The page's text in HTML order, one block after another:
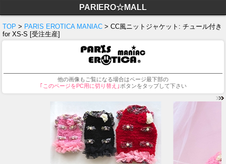
PARIERO☆MALL
TOP > PARIS EROTICA MANIAC > CC風ニットジャケット: チュール付き
for XS-S [受注生産]
他の画像もご覧になる場合はページ最下部の
｢このページをPC用に切り替え｣ ボタンをタップして下さい